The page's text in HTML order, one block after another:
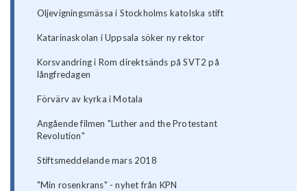
Oljevigningsmässa i Stockholms katolska stift
Katarinaskolan i Uppsala söker ny rektor
Korsvandring i Rom direktsänds på SVT2 på
långfredagen
Förvärv av kyrka i Motala
Angående filmen "Luther and the Protestant
Revolution"
Stiftsmeddelande mars 2018
"Min rosenkrans" - nyhet från KPN